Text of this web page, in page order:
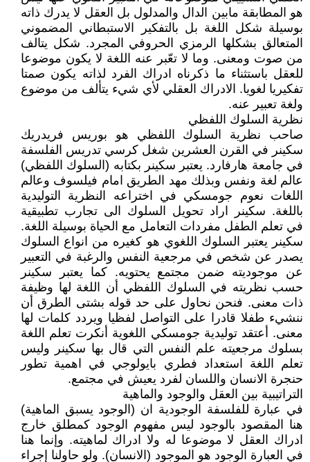
هو المطابقة مابين الدال والمدلول بل العقل لا يدرك ذاته
بوسيلة شكل اللغة بل بالتفكير الاستبطاني المضموني
المتعالق بشكلها الرمزي الحروفي المجرد. شكل يتالف
من صوت ومعنى. وما لا تعّبر عنه اللغة لا يكون موضوعا
للعقل باستثناء ما ذكرناه ادراك الفرد لذاته يكون صمتا
تفكيريا لغويا. الادراك العقلي لأي شيء يتألف من موضوع
ولغة تعبير عنه.
نظرية السلوك اللفظي
صاحب نظرية السلوك اللفظي هو بوريس فريدريك
سكينر في القرن العشرين شغل كرسي تدريس الفلسفة
في جامعة هارفارد. يعتبر سكينر بكتابه (السلوك اللفظي)
عالم لغة ونفس وبذلك مهد الطريق امام فيلسوف وعالم
اللغات نعوم جومسكي في اختراعه النظرية التوليدية
باللغة. سكينر اراد تحويل السلوك الى تجارب تطبيقية
في تعلم الطفل مفردات التعامل مع الحياة بوسيلة اللغة.
سكينر يعتبر السلوك اللغوي هو كغيره من انواع السلوك
يصدر عن شخص في مرجعية النفس والرغبة في التعبير
عن موجوديته ضمن مجتمع يحتويه. كما يعتبر سكينر
حسب نظريته في السلوك اللفظي أن اللغة لها وظيفة
ذات معنى. فنحن نحاول على حد قوله بشتى الطرق أن
ننشيء طفلا قادرا على التواصل لفظيا ويردد كلمات لها
معنى. أعتقد توليدية جومسكي اللغوية أنكرت تعلم اللغة
بسلوك مرجعيته علم النفس التي قال بها سكينر وليس
تعلم اللغة استعداد فطري بايولوجي في اهمية تطور
حنجرة الانسان واللسان لفرد يعيش في مجتمع.
التراتيبية بين العقل والوجود والماهية
في عبارة للفلسفة الوجودية ان (الوجود يسبق الماهية)
هنا المقصود بالوجود ليس مفهوم الوجود كمطلق خارج
ادراك العقل لا موضوعا له ولا ادراك لماهيته. وإنما هنا
في العبارة الوجود هو الموجود (الانسان). ولو حاولنا إجراء